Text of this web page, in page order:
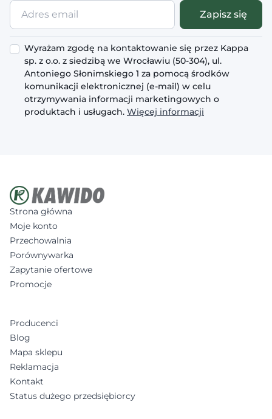
Adres
email
Zapisz się
Wyrażam zgodę na kontaktowanie się przez Kappa
sp. z o.o. z siedzibą we Wrocławiu (50-304), ul.
Antoniego Słonimskiego 1 za pomocą środków
komunikacji elektronicznej (e-mail) w celu
otrzymywania informacji marketingowych o
produktach i usługach. Więcej informacji
Strona główna
Moje konto
Przechowalnia
Porównywarka
Zapytanie ofertowe
Promocje
Producenci
Blog
Mapa sklepu
Reklamacja
Kontakt
Status dużego przedsiębiorcy